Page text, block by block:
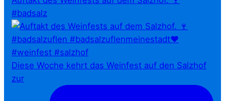
#badsalz
Diese Woche kehrt das Weinfest auf den Salzhof
zur